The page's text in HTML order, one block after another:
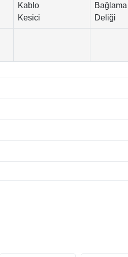
Kablo
Kesici
Bağlama
Deliği